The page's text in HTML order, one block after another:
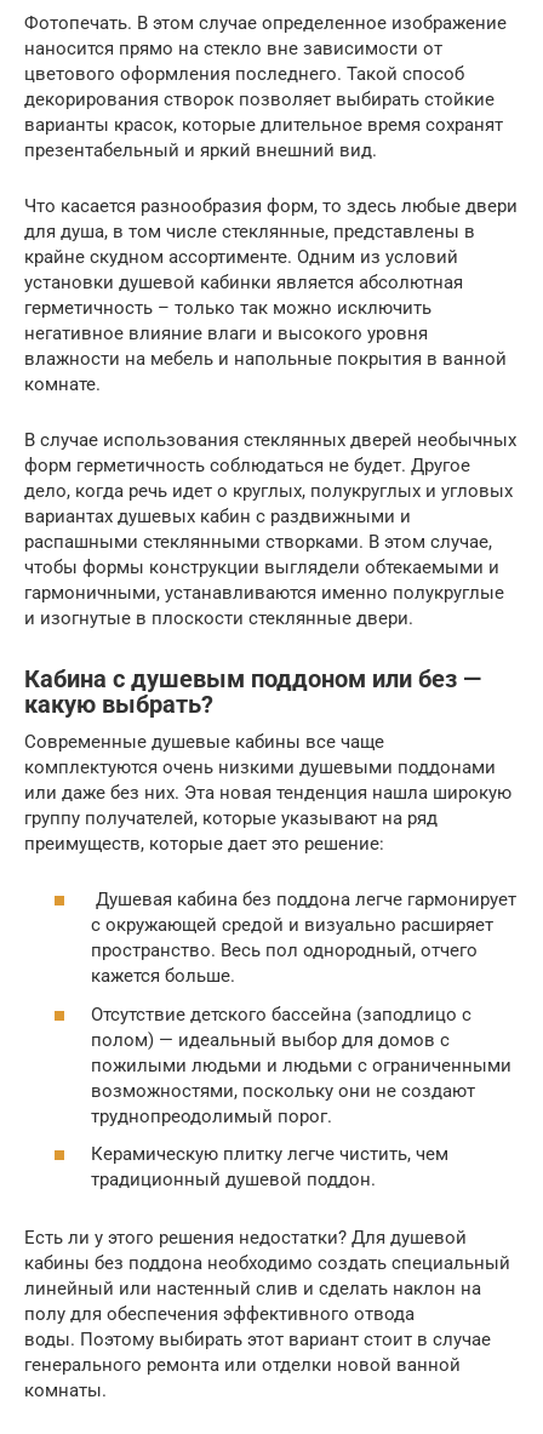
Фотопечать. В этом случае определенное изображение
наносится прямо на стекло вне зависимости от
цветового оформления последнего. Такой способ
декорирования створок позволяет выбирать стойкие
варианты красок, которые длительное время сохранят
презентабельный и яркий внешний вид.
Что касается разнообразия форм, то здесь любые двери
для душа, в том числе стеклянные, представлены в
крайне скудном ассортименте. Одним из условий
установки душевой кабинки является абсолютная
герметичность – только так можно исключить
негативное влияние влаги и высокого уровня
влажности на мебель и напольные покрытия в ванной
комнате.
В случае использования стеклянных дверей необычных
форм герметичность соблюдаться не будет. Другое
дело, когда речь идет о круглых, полукруглых и угловых
вариантах душевых кабин с раздвижными и
распашными стеклянными створками. В этом случае,
чтобы формы конструкции выглядели обтекаемыми и
гармоничными, устанавливаются именно полукруглые
и изогнутые в плоскости стеклянные двери.
Кабина с душевым поддоном или без —
какую выбрать?
Современные душевые кабины все чаще
комплектуются очень низкими душевыми поддонами
или даже без них. Эта новая тенденция нашла широкую
группу получателей, которые указывают на ряд
преимуществ, которые дает это решение:
Душевая кабина без поддона легче гармонирует
с окружающей средой и визуально расширяет
пространство. Весь пол однородный, отчего
кажется больше.
Отсутствие детского бассейна (заподлицо с
полом) — идеальный выбор для домов с
пожилыми людьми и людьми с ограниченными
возможностями, поскольку они не создают
труднопреодолимый порог.
Керамическую плитку легче чистить, чем
традиционный душевой поддон.
Есть ли у этого решения недостатки? Для душевой
кабины без поддона необходимо создать специальный
линейный или настенный слив и сделать наклон на
полу для обеспечения эффективного отвода
воды. Поэтому выбирать этот вариант стоит в случае
генерального ремонта или отделки новой ванной
комнаты.